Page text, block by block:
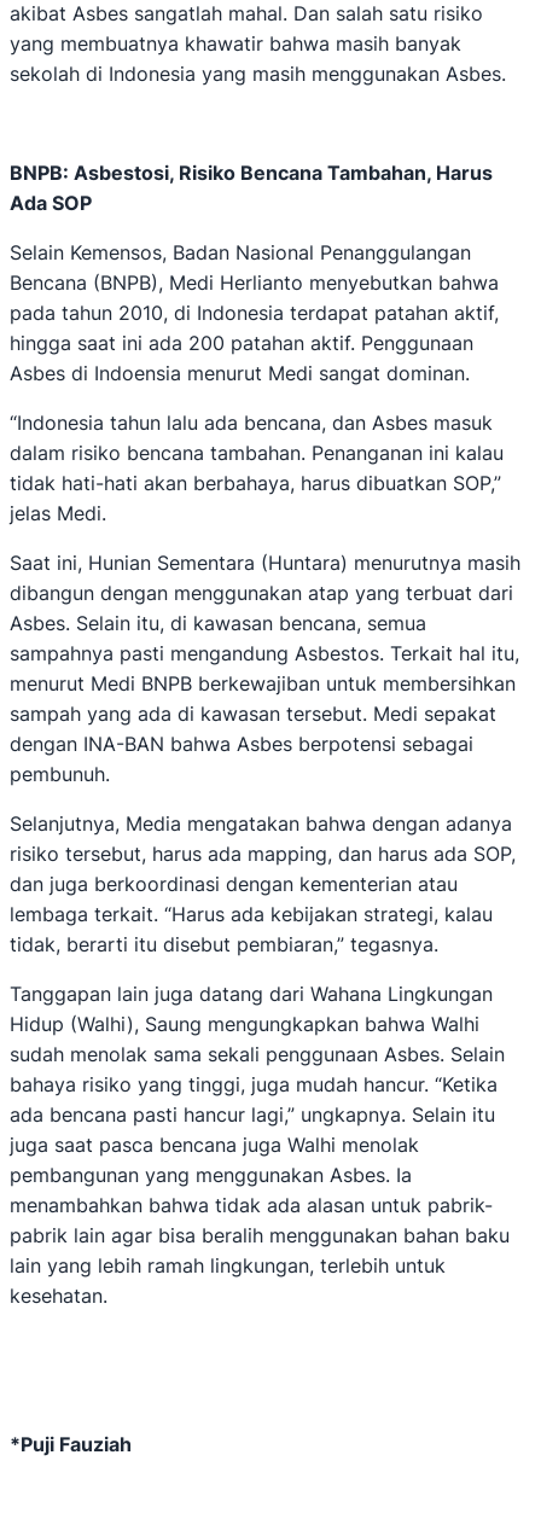
akibat Asbes sangatlah mahal. Dan salah satu risiko
yang membuatnya khawatir bahwa masih banyak
sekolah di Indonesia yang masih menggunakan Asbes.
BNPB: Asbestosi, Risiko Bencana Tambahan, Harus
Ada SOP
Selain Kemensos, Badan Nasional Penanggulangan
Bencana (BNPB), Medi Herlianto menyebutkan bahwa
pada tahun 2010, di Indonesia terdapat patahan aktif,
hingga saat ini ada 200 patahan aktif. Penggunaan
Asbes di Indoensia menurut Medi sangat dominan.
“Indonesia tahun lalu ada bencana, dan Asbes masuk
dalam risiko bencana tambahan. Penanganan ini kalau
tidak hati-hati akan berbahaya, harus dibuatkan SOP,”
jelas Medi.
Saat ini, Hunian Sementara (Huntara) menurutnya masih
dibangun dengan menggunakan atap yang terbuat dari
Asbes. Selain itu, di kawasan bencana, semua
sampahnya pasti mengandung Asbestos. Terkait hal itu,
menurut Medi BNPB berkewajiban untuk membersihkan
sampah yang ada di kawasan tersebut. Medi sepakat
dengan INA-BAN bahwa Asbes berpotensi sebagai
pembunuh.
Selanjutnya, Media mengatakan bahwa dengan adanya
risiko tersebut, harus ada mapping, dan harus ada SOP,
dan juga berkoordinasi dengan kementerian atau
lembaga terkait. “Harus ada kebijakan strategi, kalau
tidak, berarti itu disebut pembiaran,” tegasnya.
Tanggapan lain juga datang dari Wahana Lingkungan
Hidup (Walhi), Saung mengungkapkan bahwa Walhi
sudah menolak sama sekali penggunaan Asbes. Selain
bahaya risiko yang tinggi, juga mudah hancur. “Ketika
ada bencana pasti hancur lagi,” ungkapnya. Selain itu
juga saat pasca bencana juga Walhi menolak
pembangunan yang menggunakan Asbes. Ia
menambahkan bahwa tidak ada alasan untuk pabrik-
pabrik lain agar bisa beralih menggunakan bahan baku
lain yang lebih ramah lingkungan, terlebih untuk
kesehatan.
*Puji Fauziah